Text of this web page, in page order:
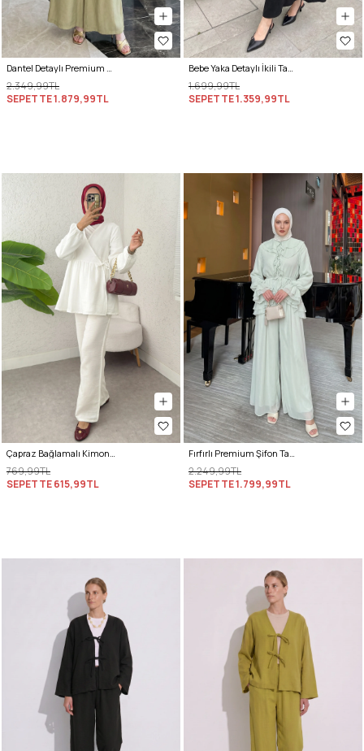
Dantel Detaylı Premium Takım 5325 - AÇIK HAKİ
2.349,99TL
SEPETTE1.879,99TL
Bebe Yaka Detaylı İkili Takım Y0141 - SİYAH
1.699,99TL
SEPETTE1.359,99TL
769,99TL
SEPETTE615,99TL
2.249,99TL
SEPETTE1.799,99TL